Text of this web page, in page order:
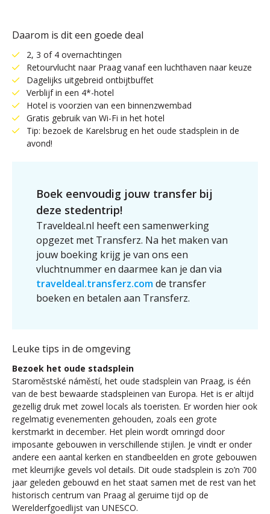
Daarom is dit een goede deal
2, 3 of 4 overnachtingen
Retourvlucht naar Praag vanaf een luchthaven naar keuze
Dagelijks uitgebreid ontbijtbuffet
Verblijf in een 4*-hotel
Hotel is voorzien van een binnenzwembad
Gratis gebruik van Wi-Fi in het hotel
Tip: bezoek de Karelsbrug en het oude stadsplein in de
avond!
Boek eenvoudig jouw transfer bij
deze stedentrip!
Traveldeal.nl heeft een samenwerking
opgezet met Transferz. Na het maken van
jouw boeking krijg je van ons een
vluchtnummer en daarmee kan je dan via
traveldeal.transferz.comde transfer
boeken en betalen aan Transferz.
Leuke tips in de omgeving
Bezoek het oude stadsplein
Staroměstské náměstí, het oude stadsplein van Praag, is één
van de best bewaarde stadspleinen van Europa. Het is er altijd
gezellig druk met zowel locals als toeristen. Er worden hier ook
regelmatig evenementen gehouden, zoals een grote
kerstmarkt in december. Het plein wordt omringd door
imposante gebouwen in verschillende stijlen. Je vindt er onder
andere een aantal kerken en standbeelden en grote gebouwen
met kleurrijke gevels vol details. Dit oude stadsplein is zo’n 700
jaar geleden gebouwd en het staat samen met de rest van het
historisch centrum van Praag al geruime tijd op de
Werelderfgoedlijst van UNESCO.